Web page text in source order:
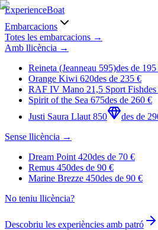
ExperienceBoat
Embarcacions
Totes les embarcacions →
Amb llicència →
Reineta (Jeanneau 595)des de 195
Orange Kiwi 620des de 235 €
RAF IV Mano 21,5 Sport Fish
Spirit of the Sea 675des de 260 €
Justi Saura Llaut 850
des de
Sense llicència →
Dream Point 420des de 70 €
Remus 450des de 90 €
Marine Brezze 450des de 90 €
No teniu llicència?
Descobriu les experiències amb patró